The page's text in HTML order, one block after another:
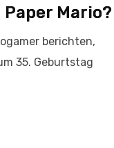
Mario?
berichten,
35. Geburtstag